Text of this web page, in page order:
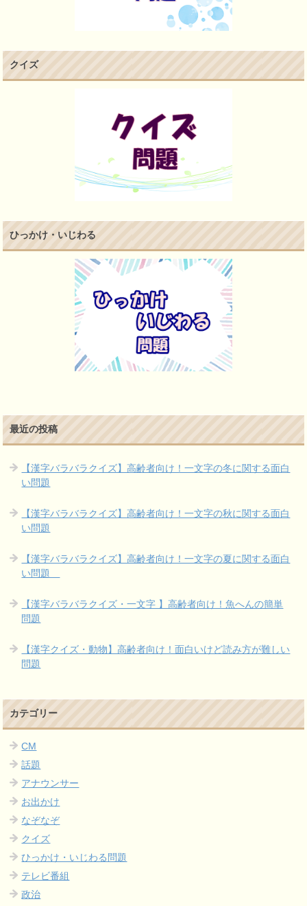
クイズ
ひっかけ・いじわる
最近の投稿
【漢字バラバラクイズ】高齢者向け！一文字の冬に関する面白
い問題
【漢字バラバラクイズ】高齢者向け！一文字の秋に関する面白
い問題
【漢字バラバラクイズ】高齢者向け！一文字の夏に関する面白
い問題
【漢字バラバラクイズ・一文字 】高齢者向け！魚へんの簡単
問題
【漢字クイズ・動物】高齢者向け！面白いけど読み方が難しい
問題
カテゴリー
CM
話題
アナウンサー
お出かけ
なぞなぞ
クイズ
ひっかけ・いじわる問題
テレビ番組
政治